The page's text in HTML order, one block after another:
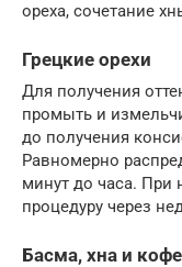
ореха, сочетание
Грецкие орехи
Для получения
промыть и
до получения
Равномерно
минут до часа. При
процедуру через
Басма, хна и кофе